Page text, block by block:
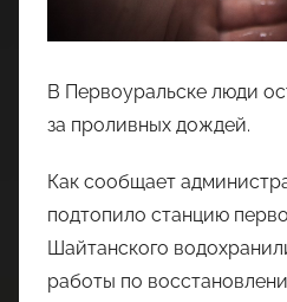
В Первоуральске люди
за проливных дождей.
Как сообщает
подтопило станцию
Шайтанского
работы по